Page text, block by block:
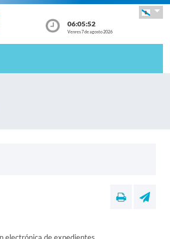
06:05:52
Venres 7 de agosto 2026